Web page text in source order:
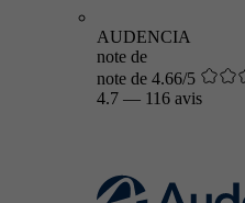
AUDENCIA
note de
note de 4.66/5
4.7 — 116 avis